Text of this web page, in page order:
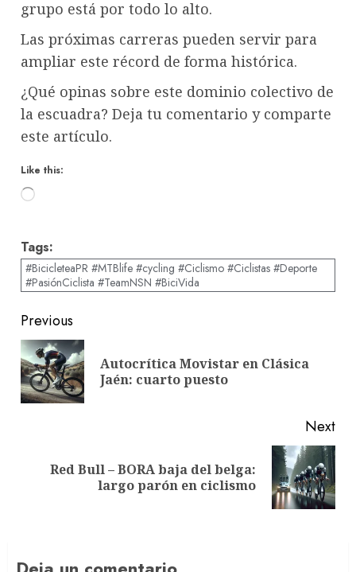
grupo está por todo lo alto.
Las próximas carreras pueden servir para
ampliar este récord de forma histórica.
¿Qué opinas sobre este dominio colectivo de
la escuadra? Deja tu comentario y comparte
este artículo.
Like this:
Loading…
Tags:
#BicicleteaPR #MTBlife #cycling #Ciclismo #Ciclistas #Deporte
#PasiónCiclista #TeamNSN #BiciVida
Post
navigation
Previous
Autocrítica Movistar en Clásica
Jaén: cuarto puesto
Next
NextRed Bull – BORA baja del belga:
largo parón en ciclismo